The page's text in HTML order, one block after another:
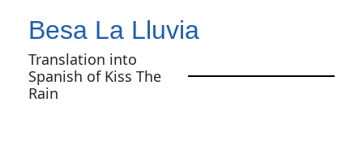
Besa La Lluvia
Translation into
Spanish of Kiss The
Rain